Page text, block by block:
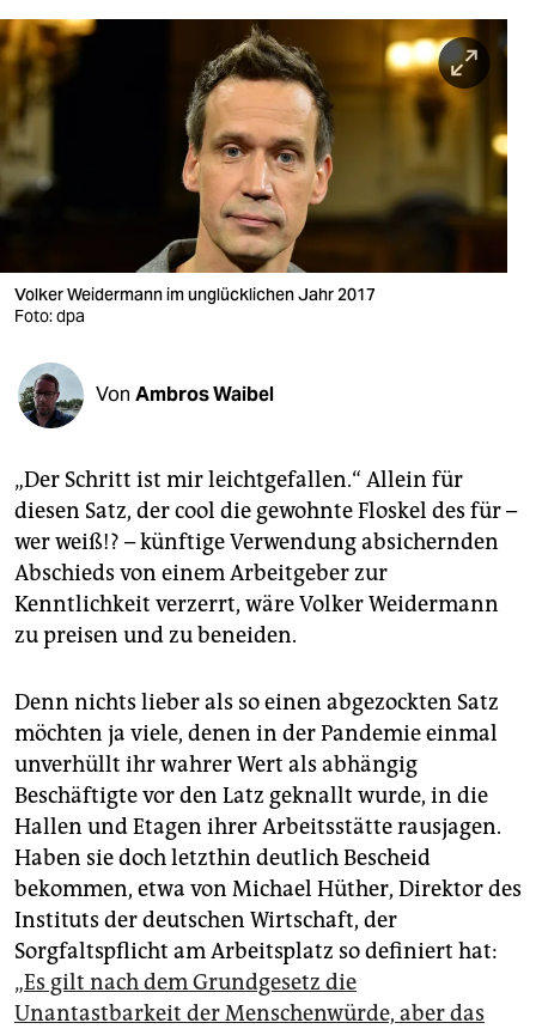
sport
berlin
nord
wahrheit
verlag
shop
fragen & hilfe
unterstützen
abo
genossenschaft
epaper login
Volker Weidermann im unglücklichen Jahr 2017
Foto: dpa
Von Ambros Waibel
„Der Schritt ist mir leichtgefallen.“ Allein für
diesen Satz, der cool die gewohnte Floskel des für –
wer weiß!? – künftige Verwendung absichernden
Abschieds von einem Arbeitgeber zur
Kenntlichkeit verzerrt, wäre Volker Weidermann
zu preisen und zu beneiden.
Denn nichts lieber als so einen abgezockten Satz
möchten ja viele, denen in der Pandemie einmal
unverhüllt ihr wahrer Wert als abhängig
Beschäftigte vor den Latz geknallt wurde, in die
Hallen und Etagen ihrer Arbeitsstätte rausjagen.
Haben sie doch letzthin deutlich Bescheid
bekommen, etwa von Michael Hüther, Direktor des
Instituts der deutschen Wirtschaft, der
Sorgfaltspflicht am Arbeitsplatz so definiert hat:
„Es gilt nach dem Grundgesetz die
Unantastbarkeit der Menschenwürde, aber das